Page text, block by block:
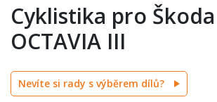
Cyklistika pro Škoda
OCTAVIA III
Nevíte si rady s výběrem dílů?